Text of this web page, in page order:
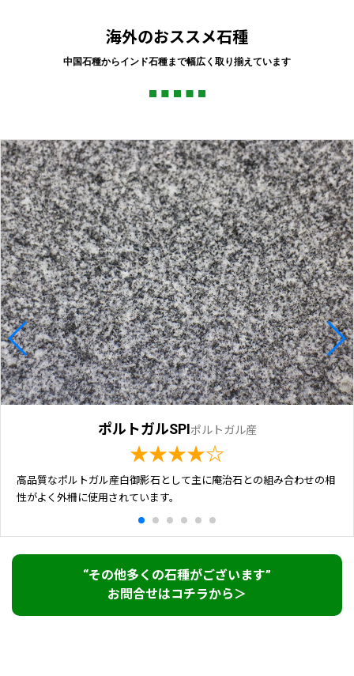
海外のおススメ石種
中国石種からインド石種まで幅広く取り揃えています
ポルトガルSPIポルトガル産
★★★★☆
高品質なポルトガル産白御影石として主に庵治石との組み合わせの相
性がよく外柵に使用されています。
“その他多くの石種がございます”
お問合せはコチラから＞